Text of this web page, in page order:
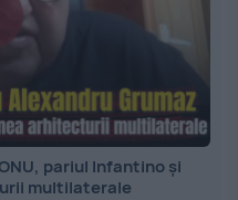
pariul Infantino și
multilaterale